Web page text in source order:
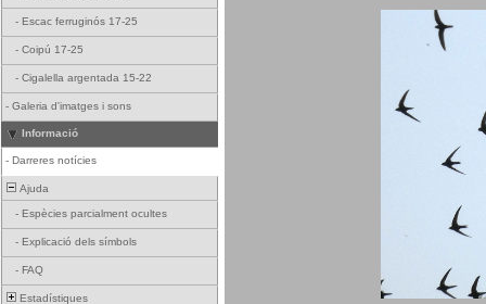
- Escac ferruginós 17-25
- Coipú 17-25
- Cigalella argentada 15-22
- Galeria d'imatges i sons
Informació
- Darreres notícies
Ajuda
- Espècies parcialment ocultes
- Explicació dels símbols
- FAQ
Estadístiques